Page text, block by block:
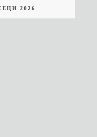
2026